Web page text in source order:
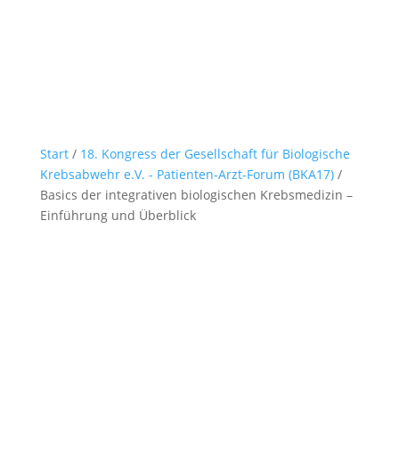
Start/ 18. Kongress der Gesellschaft für Biologische
Krebsabwehr e.V. - Patienten-Arzt-Forum (BKA17)/
Basics der integrativen biologischen Krebsmedizin –
Einführung und Überblick